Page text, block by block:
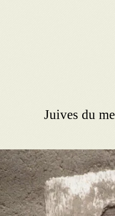
Juives du